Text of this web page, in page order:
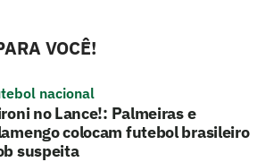
VOCÊ!
nacional
no Lance!: Palmeiras e
colocam futebol brasileiro
suspeita